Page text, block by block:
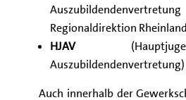
Regionaldirektion
HJAV
Auszubildendenvertretung)
Auch innerhalb der